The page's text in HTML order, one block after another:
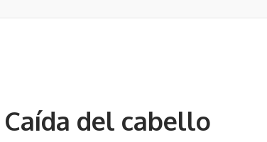
Caída del cabello